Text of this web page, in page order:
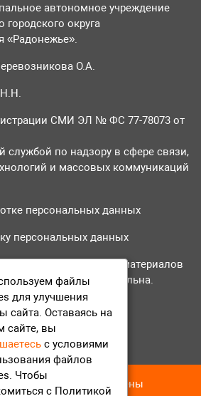
автономное учреждение
городского округа
«Радонежье».
О.А.
СМИ ЭЛ № ФС 77-78073 от
службой по надзору в сфере связи,
и массовых коммуникаций
персональных данных
персональных данных
использовании материалов
на tvr24.tv обязательна.
04-95
ТВР24 Все права защищены
файлы
для улучшения
сайта. Оставаясь на
сайте, вы
с условиями
файлов
Чтобы
с Политикой